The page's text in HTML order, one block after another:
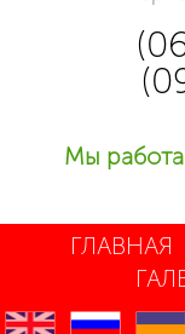
Мы
ГЛАВНАЯ
en ru uk